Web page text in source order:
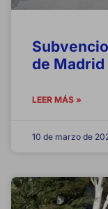
de
LEER MÁS »
10 de marzo de